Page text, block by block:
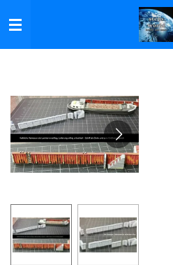
Hauptinhalt